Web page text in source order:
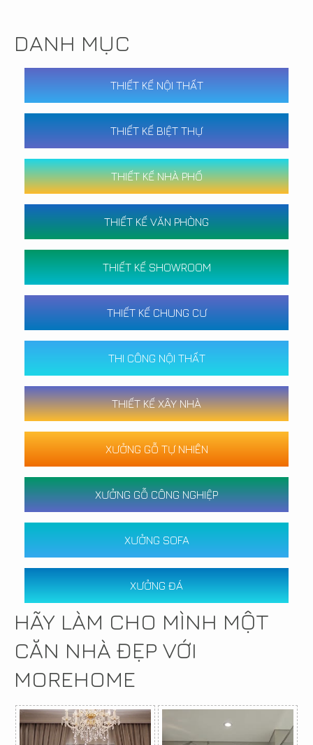
DANH MỤC
THIẾT KẾ NỘI THẤT
THIẾT KẾ BIỆT THỰ
THIẾT KẾ NHÀ PHỐ
THIẾT KẾ VĂN PHÒNG
THIẾT KẾ SHOWROOM
THIẾT KẾ CHUNG CƯ
THI CÔNG NỘI THẤT
THIẾT KẾ XÂY NHÀ
XƯỞNG GỖ TỰ NHIÊN
XƯỞNG GỖ CÔNG NGHIỆP
XƯỞNG SOFA
XƯỞNG ĐÁ
HÃY LÀM CHO MÌNH MỘT
CĂN NHÀ ĐẸP VỚI
MOREHOME